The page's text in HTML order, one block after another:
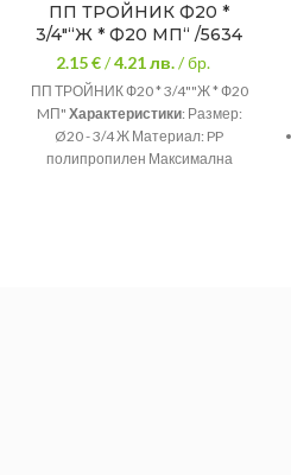
ПП ТРОЙНИК Ф20 *
3/4″“Ж * Ф20 MП“ /5634
2.15 €/4.21лв./ бр.
ПП ТРОЙНИК Ф20 * 3/4""Ж * Ф20
MП" Характеристики: Размер:
Ø20 - 3/4 Ж Материал: PP
полипропилен Максимална